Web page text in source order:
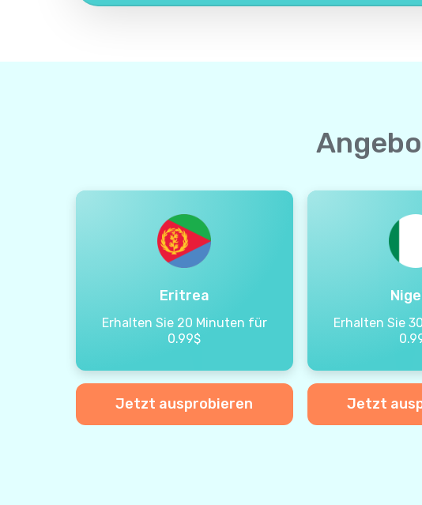
Eritrea
Erhalten Sie 20 Minuten für
0.99$
Jetzt ausprobieren
Erhalten Sie
Jetzt